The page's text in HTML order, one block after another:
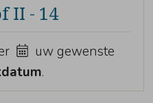
II - 14
uw gewenste
.